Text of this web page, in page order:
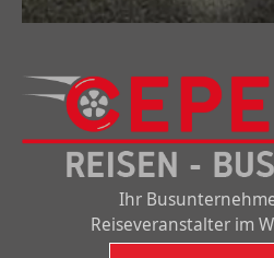
Ihr
Reiseveranstalter im